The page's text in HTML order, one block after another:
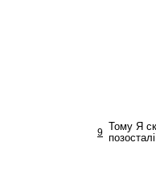
9
Тому Я